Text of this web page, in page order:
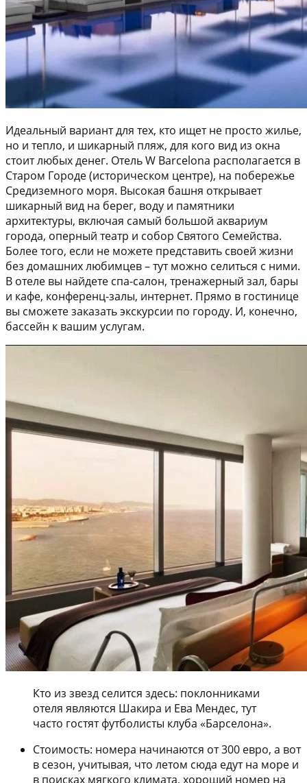
Идеальный вариант для тех, кто ищет не просто жилье,
но и тепло, и шикарный пляж, для кого вид из окна
стоит любых денег. Отель W Barcelona располагается в
Старом Городе (историческом центре), на побережье
Средиземного моря. Высокая башня открывает
шикарный вид на берег, воду и памятники
архитектуры, включая самый большой аквариум
города, оперный театр и собор Святого Семейства.
Более того, если не можете представить своей жизни
без домашних любимцев – тут можно селиться с ними.
В отеле вы найдете спа-салон, тренажерный зал, бары
и кафе, конференц-залы, интернет. Прямо в гостинице
вы сможете заказать экскурсии по городу. И, конечно,
бассейн к вашим услугам.
Кто из звезд селится здесь: поклонниками
отеля являются Шакира и Ева Мендес, тут
часто гостят футболисты клуба «Барселона».
Стоимость: номера начинаются от 300 евро, а вот
в сезон, учитывая, что летом сюда едут на море и
в поисках мягкого климата, хороший номер на